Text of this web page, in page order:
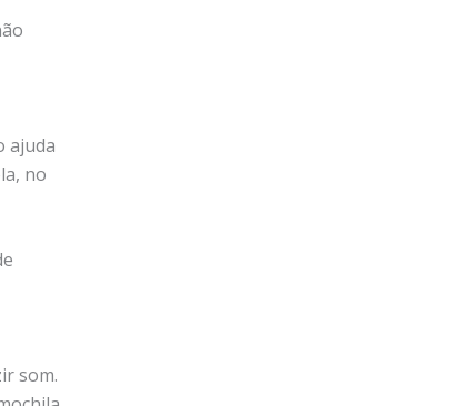
ajuda
no
som.